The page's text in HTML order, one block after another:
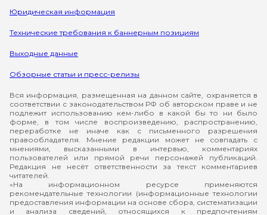
Юридическая информация
Технические требования к баннерным позициям
Выходные данные
Обзорные статьи и пресс-релизы
Вся информация, размещенная на данном сайте, охраняется в
соответствии с законодательством РФ об авторском праве и не
подлежит использованию кем-либо в какой бы то ни было
форме, в том числе воспроизведению, распространению,
переработке не иначе как с письменного разрешения
правообладателя. Мнение редакции может не совпадать с
мнениями, высказанными в интервью, комментариях
пользователей или прямой речи персонажей публикаций.
Редакция не несёт ответственности за текст комментариев
читателей.
«На информационном ресурсе применяются
рекомендательные технологии (информационные технологии
предоставления информации на основе сбора, систематизации
и анализа сведений, относящихся к предпочтениям